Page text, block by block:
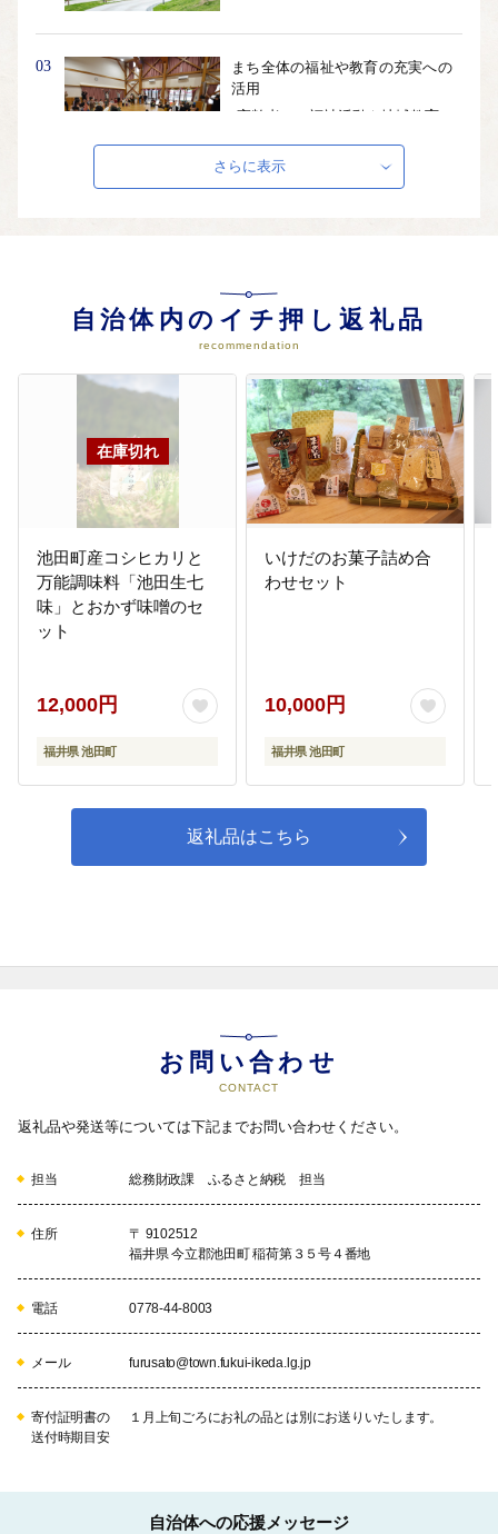
03
まち全体の福祉や教育の充実への
活用
高齢者への福祉活動や地域教育で
池田町の伝統行事「田楽能舞」な
どの文化振興の事業への活用をさ
せていただきます。
さらに表示
自治体内のイチ押し返礼品
recommendation
池田町産コシヒカリと
万能調味料「池田生七
味」とおかず味噌のセ
ット
12,000円
福井県 池田町
いけだのお菓子詰め合
わせセット
10,000円
福井県 池田町
返礼品はこちら
お問い合わせ
CONTACT
返礼品や発送等については下記までお問い合わせください。
担当 総務財政課 ふるさと納税 担当
住所
〒 9102512
福井県 今立郡池田町 稲荷第３５号４番地
電話 0778-44-8003
メール furusato@town.fukui-ikeda.lg.jp
寄付証明書の
送付時期目安
１月上旬ごろにお礼の品とは別にお送りいたします。
自治体への応援メッセージ